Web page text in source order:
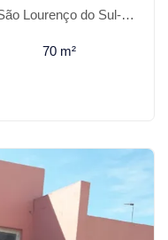
Lourenço do Sul-RS
70 m²